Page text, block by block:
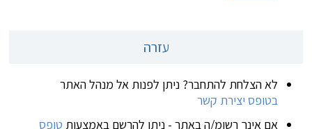
עזרה
לא הצלחת להתחבר? ניתן לפנות אל מנהל האתר
בטופס יצירת קשר
אם אינך רשומ/ה באתר - ניתן להרשם באמצעות טופס